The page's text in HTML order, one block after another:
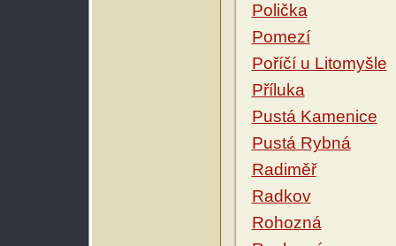
Polička
Pomezí
Poříčí u Litomyšle
Příluka
Pustá Kamenice
Pustá Rybná
Radiměř
Radkov
Rohozná